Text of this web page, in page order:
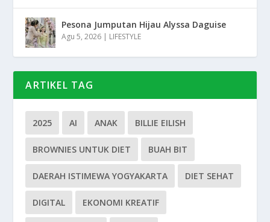
Pesona Jumputan Hijau Alyssa Daguise
Agu 5, 2026 | LIFESTYLE
ARTIKEL TAG
2025 AI ANAK BILLIE EILISH
BROWNIES UNTUK DIET BUAH BIT
DAERAH ISTIMEWA YOGYAKARTA DIET SEHAT
DIGITAL EKONOMI KREATIF